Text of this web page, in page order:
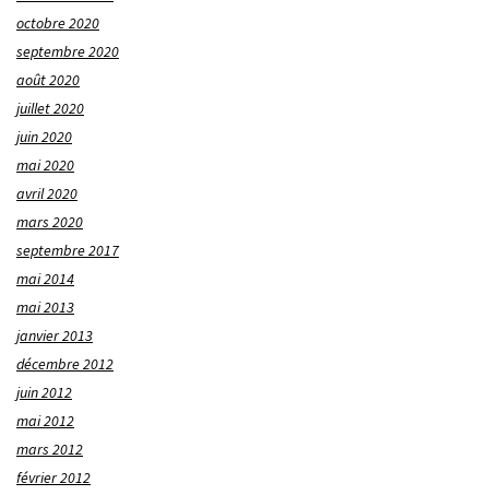
octobre 2020
septembre 2020
août 2020
juillet 2020
juin 2020
mai 2020
avril 2020
mars 2020
septembre 2017
mai 2014
mai 2013
janvier 2013
décembre 2012
juin 2012
mai 2012
mars 2012
février 2012